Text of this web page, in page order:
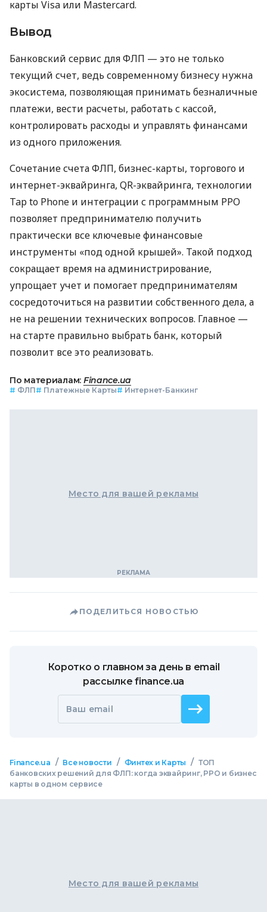
карты Visa или Mastercard.
Вывод
Банковский сервис для ФЛП — это не только
текущий счет, ведь современному бизнесу нужна
экосистема, позволяющая принимать безналичные
платежи, вести расчеты, работать с кассой,
контролировать расходы и управлять финансами
из одного приложения.
Сочетание счета ФЛП, бизнес-карты, торгового и
интернет-эквайринга, QR-эквайринга, технологии
Tap to Phone и интеграции с программным РРО
позволяет предпринимателю получить
практически все ключевые финансовые
инструменты «под одной крышей». Такой подход
сокращает время на администрирование,
упрощает учет и помогает предпринимателям
сосредоточиться на развитии собственного дела, а
не на решении технических вопросов. Главное —
на старте правильно выбрать банк, который
позволит все это реализовать.
По материалам: Finance.ua
# ФЛП# Платежные Карты# Интернет-Банкинг
Место для вашей рекламы
ПОДЕЛИТЬСЯ НОВОСТЬЮ
Коротко о главном за день в email
рассылке finance.ua
Ваш email
Finance.ua / Все новости / Финтех и Карты / ТОП
банковских решений для ФЛП: когда эквайринг, РРО и бизнес
карты в одном сервисе
Место для вашей рекламы